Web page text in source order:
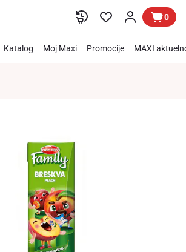
0
Katalog Moj Maxi Promocije MAXI